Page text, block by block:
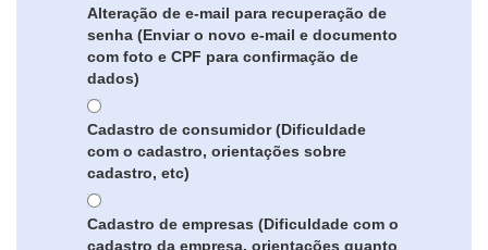
Alteração de e-mail para recuperação de
senha (Enviar o novo e-mail e documento
com foto e CPF para confirmação de
dados)
Cadastro de consumidor (Dificuldade
com o cadastro, orientações sobre
cadastro, etc)
Cadastro de empresas (Dificuldade com o
cadastro da empresa, orientações quanto